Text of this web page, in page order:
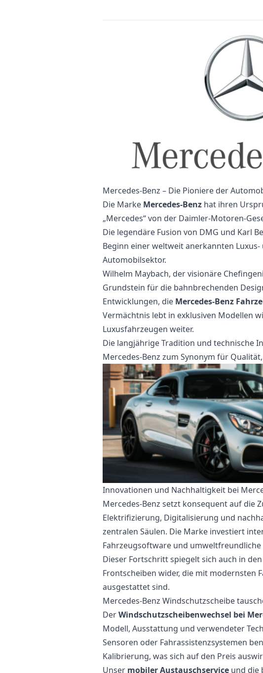
Mercedes-Benz – Die Pioniere der
Die Marke Mercedes-Benz hat ihren
„Mercedes“ von der Daimler-Motoren-
Die legendäre Fusion von DMG und Karl
Beginn einer weltweit anerkannten
Automobilsektor.
Wilhelm Maybach, der visionäre
Grundstein für die bahnbrechenden
Entwicklungen, die Mercedes-Benz
Vermächtnis lebt in exklusiven Modellen
Luxusfahrzeugen weiter.
Die langjährige Tradition und technische
Mercedes-Benz zum Synonym für
Innovationen und Nachhaltigkeit bei
Mercedes-Benz setzt konsequent auf die
Elektrifizierung, Digitalisierung und
zentralen Säulen. Die Marke investiert
Fahrzeugsoftware und
Dieser Fortschritt spiegelt sich auch in
Frontscheiben wider, die mit modernsten
ausgestattet sind.
Mercedes-Benz Windschutzscheibe
DerWindschutzscheibenwechsel bei
Modell, Ausstattung und verwendeter
Sensoren oder Fahrassistenzsystemen
Kalibrierung, was sich auf den Preis
Unser mobiler Austauschservice und die